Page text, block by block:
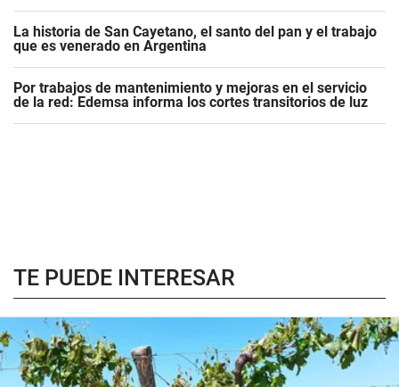
La historia de San Cayetano, el santo del pan y el trabajo
que es venerado en Argentina
Por trabajos de mantenimiento y mejoras en el servicio
de la red: Edemsa informa los cortes transitorios de luz
TE PUEDE INTERESAR